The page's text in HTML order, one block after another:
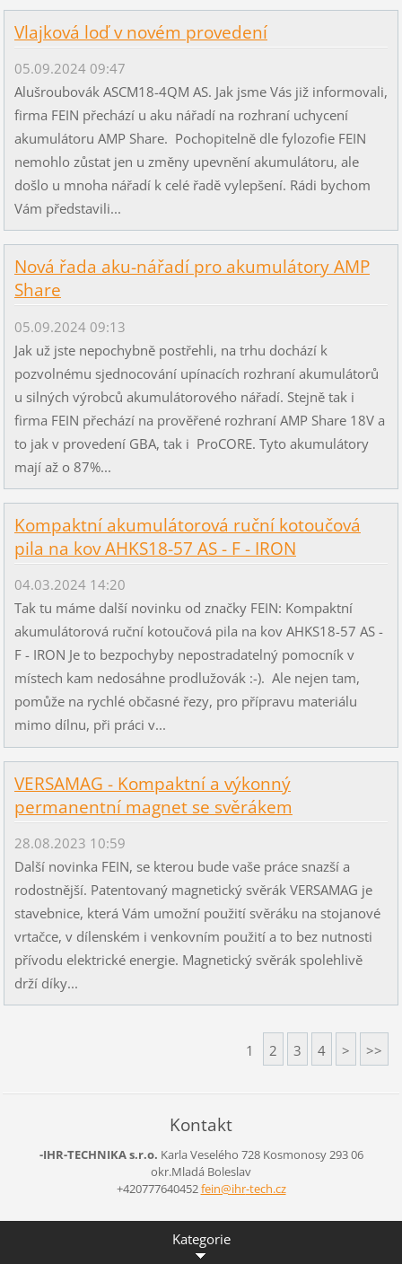
Vlajková loď v novém provedení
05.09.2024 09:47
Alušroubovák ASCM18-4QM AS. Jak jsme Vás již informovali,
firma FEIN přechází u aku nářadí na rozhraní uchycení
akumulátoru AMP Share. Pochopitelně dle fylozofie FEIN
nemohlo zůstat jen u změny upevnění akumulátoru, ale
došlo u mnoha nářadí k celé řadě vylepšení. Rádi bychom
Vám představili...
Nová řada aku-nářadí pro akumulátory AMP
Share
05.09.2024 09:13
Jak už jste nepochybně postřehli, na trhu dochází k
pozvolnému sjednocování upínacích rozhraní akumulátorů
u silných výrobců akumulátorového nářadí. Stejně tak i
firma FEIN přechází na prověřené rozhraní AMP Share 18V a
to jak v provedení GBA, tak i ProCORE. Tyto akumulátory
mají až o 87%...
Kompaktní akumulátorová ruční kotoučová
pila na kov AHKS18-57 AS - F - IRON
04.03.2024 14:20
Tak tu máme další novinku od značky FEIN: Kompaktní
akumulátorová ruční kotoučová pila na kov AHKS18-57 AS -
F - IRON Je to bezpochyby nepostradatelný pomocník v
místech kam nedosáhne prodlužovák :-). Ale nejen tam,
pomůže na rychlé občasné řezy, pro přípravu materiálu
mimo dílnu, při práci v...
VERSAMAG - Kompaktní a výkonný
permanentní magnet se svěrákem
28.08.2023 10:59
Další novinka FEIN, se kterou bude vaše práce snazší a
rodostnější. Patentovaný magnetický svěrák VERSAMAG je
stavebnice, která Vám umožní použití svěráku na stojanové
vrtačce, v dílenském i venkovním použití a to bez nutnosti
přívodu elektrické energie. Magnetický svěrák spolehlivě
drží díky...
1 2 3 4 > >>
Kontakt
-IHR-TECHNIKA s.r.o. Karla Veselého 728Kosmonosy293 06
okr.Mladá Boleslav
+420777640452fein@ihr-tech.cz
Kategorie